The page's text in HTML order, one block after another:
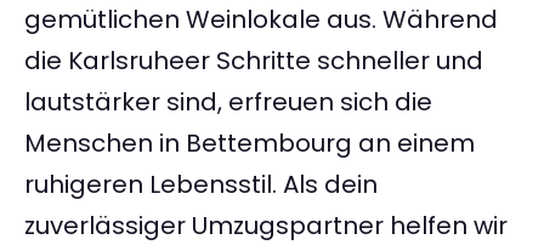
gemütlichen Weinlokale aus. Während
die Karlsruheer Schritte schneller und
lautstärker sind, erfreuen sich die
Menschen in Bettembourg an einem
ruhigeren Lebensstil. Als dein
zuverlässiger Umzugspartner helfen wir